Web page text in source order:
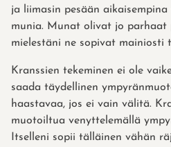
ja liimasin pesään
munia. Munat olivat jo parhaat
mielestäni ne sopivat mainiosti
Kranssien tekeminen ei ole
saada täydellinen
haastavaa, jos ei vain välitä.
muotoiltua venyttelemällä
Itselleni sopii tälläinen vähän